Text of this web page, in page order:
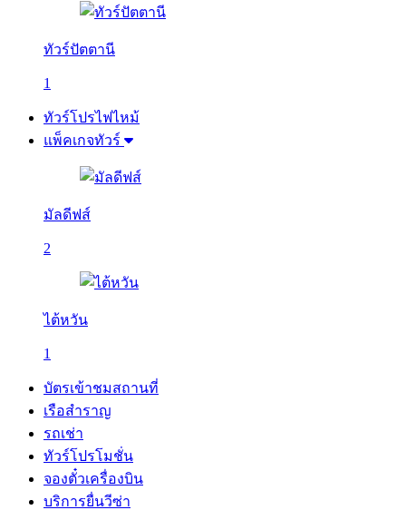
ทัวร์ปัตตานี
1
ทัวร์โปรไฟไหม้
แพ็คเกจทัวร์
มัลดีฟส์
2
ไต้หวัน
1
บัตรเข้าชมสถานที่
เรือสำราญ
รถเช่า
ทัวร์โปรโมชั่น
จองตั๋วเครื่องบิน
บริการยื่นวีซ่า